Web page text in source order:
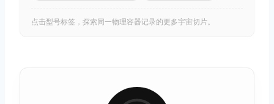
点击型号标签，探索同一物理容器记录的更多宇宙切片。